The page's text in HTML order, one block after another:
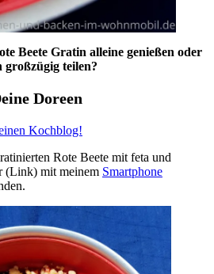
Beete Gratin alleine genießen oder
großzügig teilen?
Doreen
Kochblog!
Rote Beete mit feta und
(Link) mit meinem Smartphone